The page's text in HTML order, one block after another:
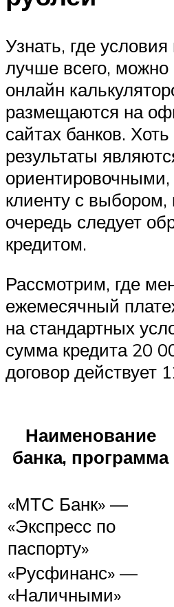
Узнать, где
лучше всего,
онлайн
размещаются на
сайтах банков.
результаты
ориентировочными,
клиенту с выбором,
очередь следует
кредитом.
Рассмотрим, где
ежемесячный
на стандартных
сумма кредита 20
договор действует
Наименование
банка, программа
«МТС Банк» —
«Экспресс по
паспорту»
«Русфинанс» —
«Наличными»